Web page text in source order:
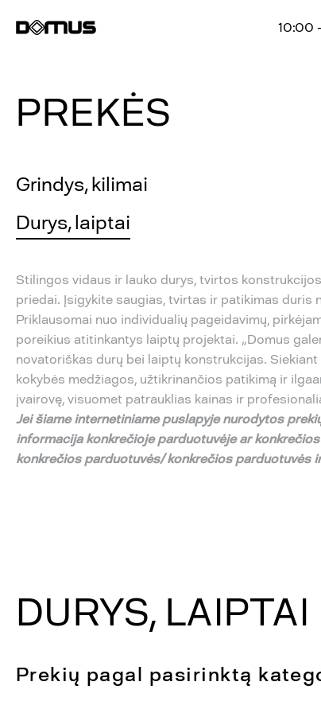
10:00
PREKĖS
Grindys, kilimai
Durys, laiptai
Stilingos vidaus ir lauko durys, tvirtos
priedai. Įsigykite saugias, tvirtas ir patikimas duris
Priklausomai nuo individualių pageidavimų,
poreikius atitinkantys laiptų projektai. „Domus
novatoriškas durų bei laiptų konstrukcijas.
kokybės medžiagos, užtikrinančios patikimą ir
įvairovę, visuomet patrauklias kainas ir
Jeišiame internetiniame puslapyje nurodytos preki
informacija konkrečioje parduotuvėje ar konkreč
konkrečios parduotuvės/ konkrečios parduotuvės
DURYS, LAIPTAI
Prekių pagal pasirinktą